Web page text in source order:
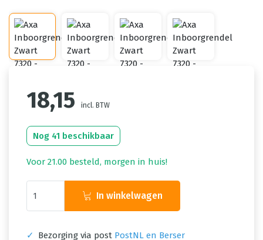
18,15 incl. BTW
Nog 41 beschikbaar
Voor 21.00 besteld, morgen in huis!
In winkelwagen
✓ Bezorging via post PostNL en Berser